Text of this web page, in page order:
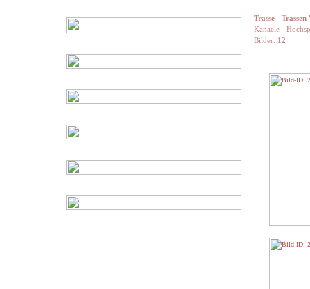
Trasse -
Kanaele -
Bilder: 12